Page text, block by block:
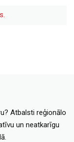
Atbalsti reģionālo
un neatkarīgu